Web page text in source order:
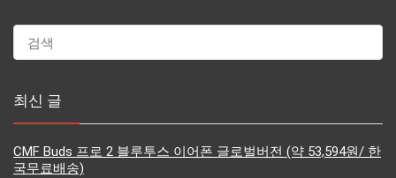
최신 글
CMF Buds 프로 2 블루투스 이어폰 글로벌버전 (약 53,594원/ 한
국무료배송)